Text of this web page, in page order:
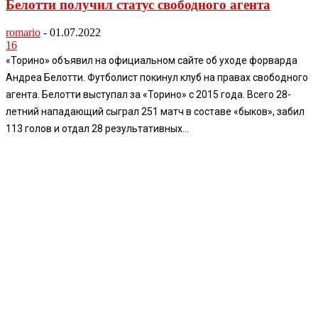
Белотти получил статус свободного агента
romario - 01.07.2022
16
«Торино» объявил на официальном сайте об уходе форварда
Андреа Белотти. Футболист покинул клуб на правах свободного
агента. Белотти выступал за «Торино» с 2015 года. Всего 28-
летний нападающий сыграл 251 матч в составе «быков», забил
113 голов и отдал 28 результативных...